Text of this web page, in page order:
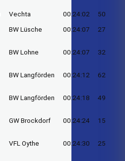
Vechta 00:24:02 50
BW Lüsche 00:24:07 27
BW Lohne 00:24:07 32
BW Langförden 00:24:12 62
BW Langförden 00:24:18 49
GW Brockdorf 00:24:24 15
VFL Oythe 00:24:30 25